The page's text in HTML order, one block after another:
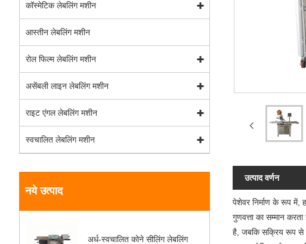
कॉस्मेटिक लेबलिंग मशीन
आस्तीन लेबलिंग मशीन
रोल फिल्म लेबलिंग मशीन
असेंबली लाइन लेबलिंग मशीन
राइट एंगल लेबलिंग मशीन
स्वचालित लेबलिंग मशीन
नये उत्पाद
अर्ध-स्वचालित कोने सीलिंग लेबलिंग
उत्पाद वर्णन
पेशेवर निर्माण के रूप
गुणवत्ता का सम्मान
है, जबकि सक्रिय रूप से